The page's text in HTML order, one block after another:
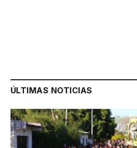
ÚLTIMAS NOTICIAS